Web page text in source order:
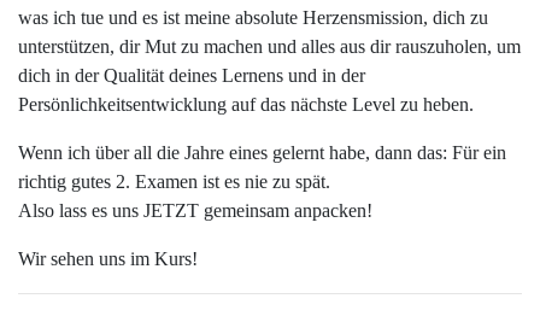
was ich tue und es ist meine absolute Herzensmission, dich zu
unterstützen, dir Mut zu machen und alles aus dir rauszuholen, um
dich in der Qualität deines Lernens und in der
Persönlichkeitsentwicklung auf das nächste Level zu heben.
Wenn ich über all die Jahre eines gelernt habe, dann das: Für ein
richtig gutes 2. Examen ist es nie zu spät.
Also lass es uns JETZT gemeinsam anpacken!
Wir sehen uns im Kurs!